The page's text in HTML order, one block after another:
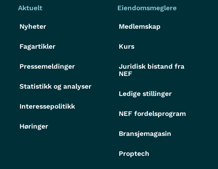
Aktuelt
Nyheter
Fagartikler
Pressemeldinger
Statistikk og analyser
Interessepolitikk
Høringer
Eiendomsmeglere
Medlemskap
Kurs
Juridisk bistand fra
NEF
Ledige stillinger
NEF fordelsprogram
Bransjemagasin
Proptech